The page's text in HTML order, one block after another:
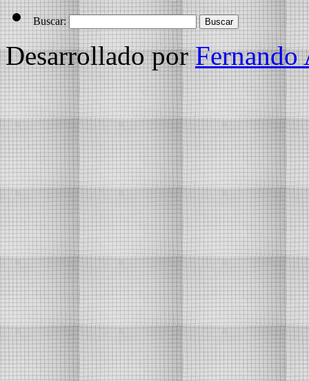
Buscar:
Desarrollado porFernando